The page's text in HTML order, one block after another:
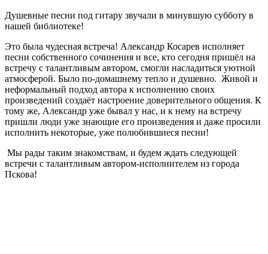
Душевные песни под гитару звучали в минувшую субботу в
нашей библиотеке!
Это была чудесная встреча! Александр Косарев исполняет
песни собственного сочинения и все, кто сегодня пришёл на
встречу с талантливым автором, смогли насладиться уютной
атмосферой. Было по-домашнему тепло и душевно. Живой и
неформальный подход автора к исполнению своих
произведений создаёт настроение доверительного общения. К
тому же, Александр уже бывал у нас, и к нему на встречу
пришли люди уже знающие его произведения и даже просили
исполнить некоторые, уже полюбившиеся песни!
Мы рады таким знакомствам, и будем ждать следующей
встречи с талантливым автором-исполнителем из города
Пскова!